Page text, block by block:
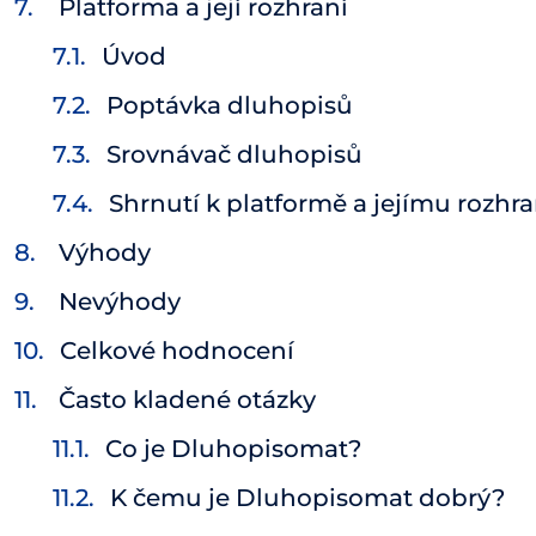
Platforma a její rozhraní
Úvod
Poptávka dluhopisů
Srovnávač dluhopisů
Shrnutí k platformě a jejímu
Výhody
Nevýhody
Celkové hodnocení
Často kladené otázky
Co je Dluhopisomat?
K čemu je Dluhopisomat dobrý?